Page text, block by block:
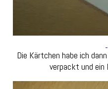
Die Kärtchen habe ich
verpackt und ein